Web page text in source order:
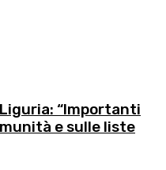
“Importanti
e sulle liste